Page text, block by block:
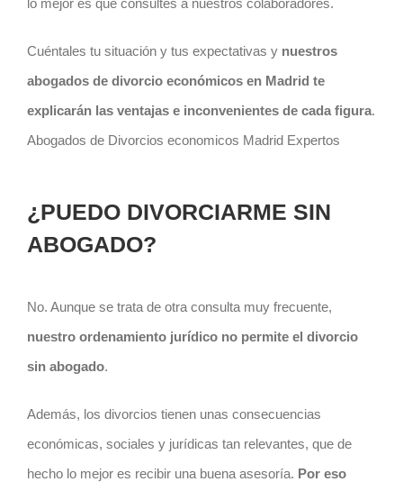
Cuéntales tu situación y tus expectativas y nuestros
abogados de divorcio económicos en Madrid te
explicarán las ventajas e inconvenientes de cada figura.
Abogados de Divorcios economicos Madrid Expertos
¿PUEDO DIVORCIARME SIN
ABOGADO?
No. Aunque se trata de otra consulta muy frecuente,
nuestro ordenamiento jurídico no permite el divorcio
sin abogado.
Además, los divorcios tienen unas consecuencias
económicas, sociales y jurídicas tan relevantes, que de
hecho lo mejor es recibir una buena asesoría. Por eso